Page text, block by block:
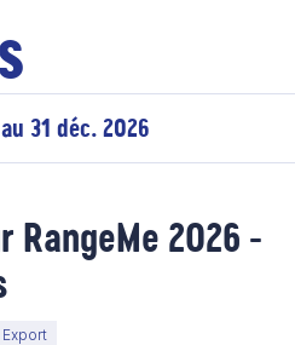
31 déc. 2026
RangeMe 2026 -